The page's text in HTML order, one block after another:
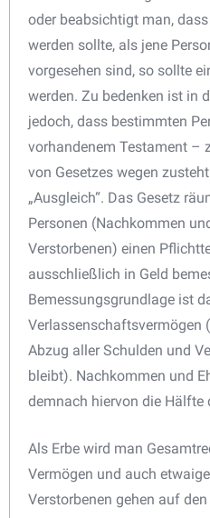
oder beabsichtigt man,
werden sollte, als jene
vorgesehen sind, so sollte
werden. Zu bedenken ist in
jedoch, dass bestimmten
vorhandenem Testament –
von Gesetzes wegen
„Ausgleich“. Das Gesetz
Personen (Nachkommen
Verstorbenen) einen
ausschließlich in Geld
Bemessungsgrundlage ist
Verlassenschaftsvermögen
Abzug aller Schulden und
bleibt). Nachkommen und
demnach hiervon die Hälfte
Als Erbe wird man
Vermögen und auch
Verstorbenen gehen auf